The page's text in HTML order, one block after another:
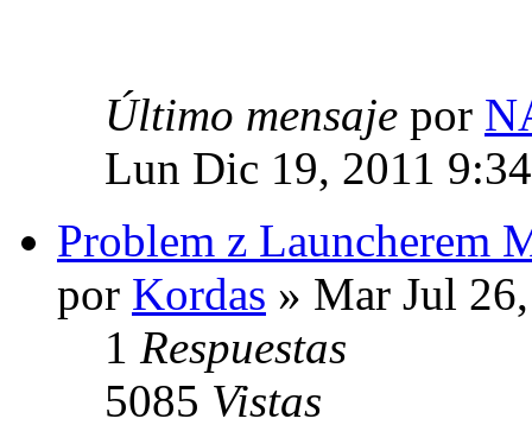
Último mensaje por
Lun Dic 19, 2011
Problem z Launcherem
por Kordas » Mar Jul
1 Respuestas
5085 Vistas